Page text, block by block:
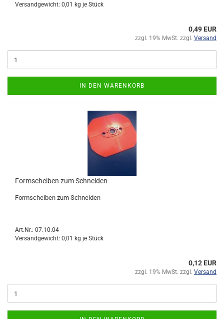
Versandgewicht: 0,01 kg je Stück
0,49 EUR
zzgl. 19% MwSt. zzgl. Versand
IN DEN WARENKORB
Formscheiben zum Schneiden
Formscheiben zum Schneiden
Art.Nr.: 07.10.04
Versandgewicht: 0,01 kg je Stück
0,12 EUR
zzgl. 19% MwSt. zzgl. Versand